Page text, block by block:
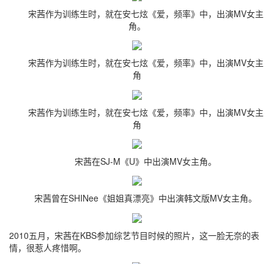
宋茜作为训练生时，就在安七炫《爱，频率》中，出演MV女主
角。
宋茜作为训练生时，就在安七炫《爱，频率》中，出演MV女主
角
宋茜作为训练生时，就在安七炫《爱，频率》中，出演MV女主
角
宋茜在SJ-M《U》中出演MV女主角。
宋茜曾在SHINee《姐姐真漂亮》中出演韩文版MV女主角。
2010五月，宋茜在KBS参加综艺节目时候的照片，这一脸无奈的表
情，很惹人疼惜啊。